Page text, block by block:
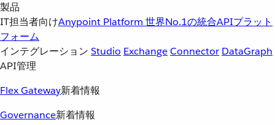
製品
IT担当者向けAnypoint Platform 世界No.1の統合APIプラット
フォーム
インテグレーション Studio ExchangeConnector DataGraph
API管理
Flex Gateway新着情報
Governance新着情報